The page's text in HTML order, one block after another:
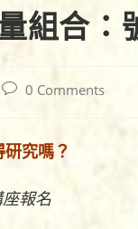
組合：
Post0 Comments
究嗎？
報名